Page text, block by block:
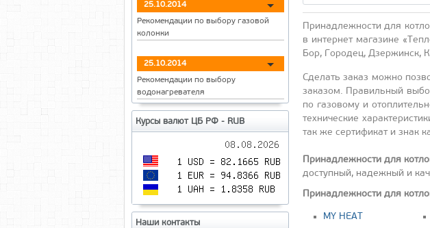
При­над­лежнос­ти для
в ин­тернет ма­гази­не
Бор, Го­родец, Дзер­жинск,
Сде­лать за­каз мож­но
за­казом. Пра­виль­ный
по га­зово­му и
тех­ни­чес­кие
так же сер­ти­фикат и знак
Принадлежности для
доступный, надежный и
Принадлежности для
MY HEAT
25.10.2014
Рекомендации по выбору газовой
колонки
25.10.2014
Рекомендации по выбору
водонагревателя
Курсы валют ЦБ РФ - RUB
Наши контакты